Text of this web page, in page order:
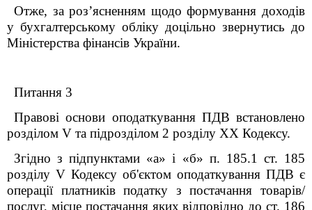
Отже, за роз’ясненням щодо формування доходів
у бухгалтерському обліку доцільно звернутись до
Міністерства фінансів України.
Питання 3
Правові основи оподаткування ПДВ встановлено
розділом V та підрозділом 2 розділу XX Кодексу.
Згідно з підпунктами «а» і «б» п. 185.1 ст. 185
розділу V Кодексу об'єктом оподаткування ПДВ є
операції платників податку з постачання товарів/
послуг, місце постачання яких відповідно до ст. 186